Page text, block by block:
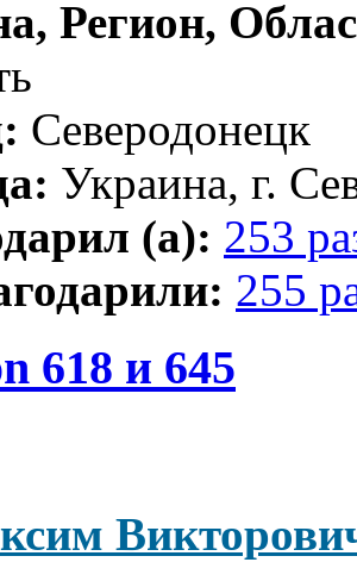
Регион,
Северодонецк
Украина, г.
(а): 253
255
618 и 645